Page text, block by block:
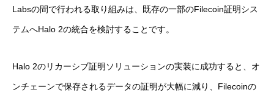
Labsの間で行われる取り組みは、既存の一部のFilecoin証明シス
テムへHalo 2の統合を検討することです。
Halo 2のリカーシブ証明ソリューションの実装に成功すると、オ
ンチェーンで保存されるデータの証明が大幅に減り、Filecoinの